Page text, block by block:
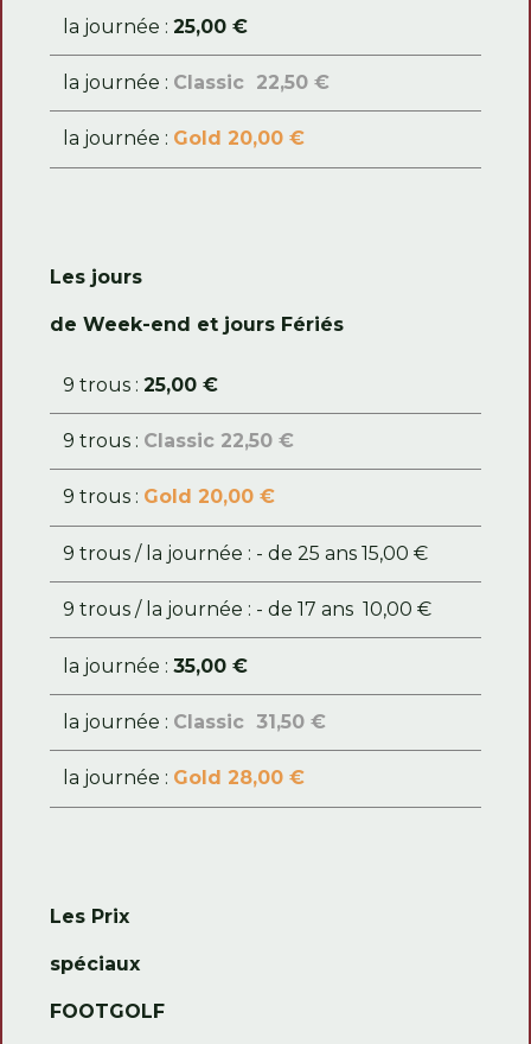
la journée :25,00 €
la journée : Classic 22,50 €
la journée : Gold 20,00 €
Les jours
de Week-end et jours Fériés
9 trous :25,00 €
9 trous : Classic 22,50 €
9 trous : Gold 20,00 €
9 trous / la journée : - de 25 ans 15,00 €
9 trous / la journée : - de 17 ans 10,00 €
la journée :35,00 €
la journée : Classic 31,50 €
la journée : Gold 28,00 €
Les Prix
spéciaux
FOOTGOLF